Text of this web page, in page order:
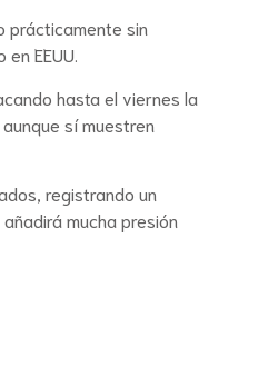
prácticamente sin
EEUU.
hasta el viernes la
sí muestren
registrando un
mucha presión